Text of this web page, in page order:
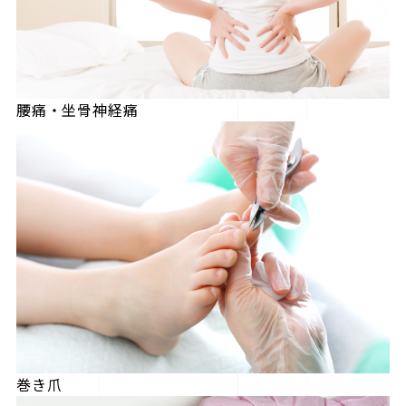
腰痛・坐骨神経痛
巻き爪